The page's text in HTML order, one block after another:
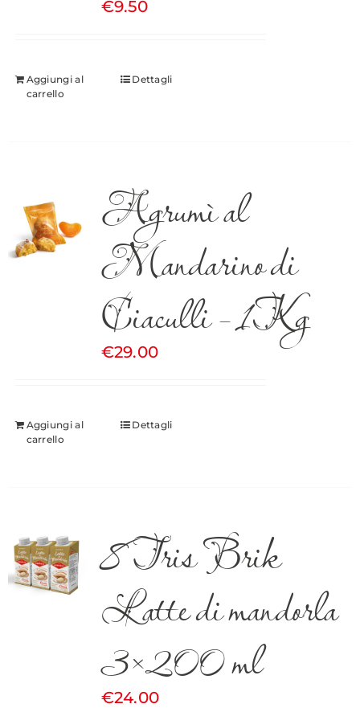
€9.50
Aggiungi al
carrello
Dettagli
Agrumì al
Mandarino di
Ciaculli – 1Kg
€29.00
Aggiungi al
carrello
Dettagli
8 Tris Brik
Latte di mandorla
3×200 ml
€24.00